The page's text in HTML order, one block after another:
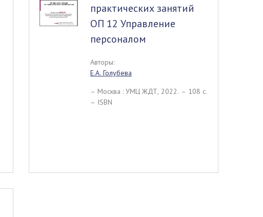
практических занятий
ОП 12 Управление
персоналом
Авторы:
Е.А. Голубева
– Москва : УМЦ ЖДТ, 2022. – 108 c.
– ISBN